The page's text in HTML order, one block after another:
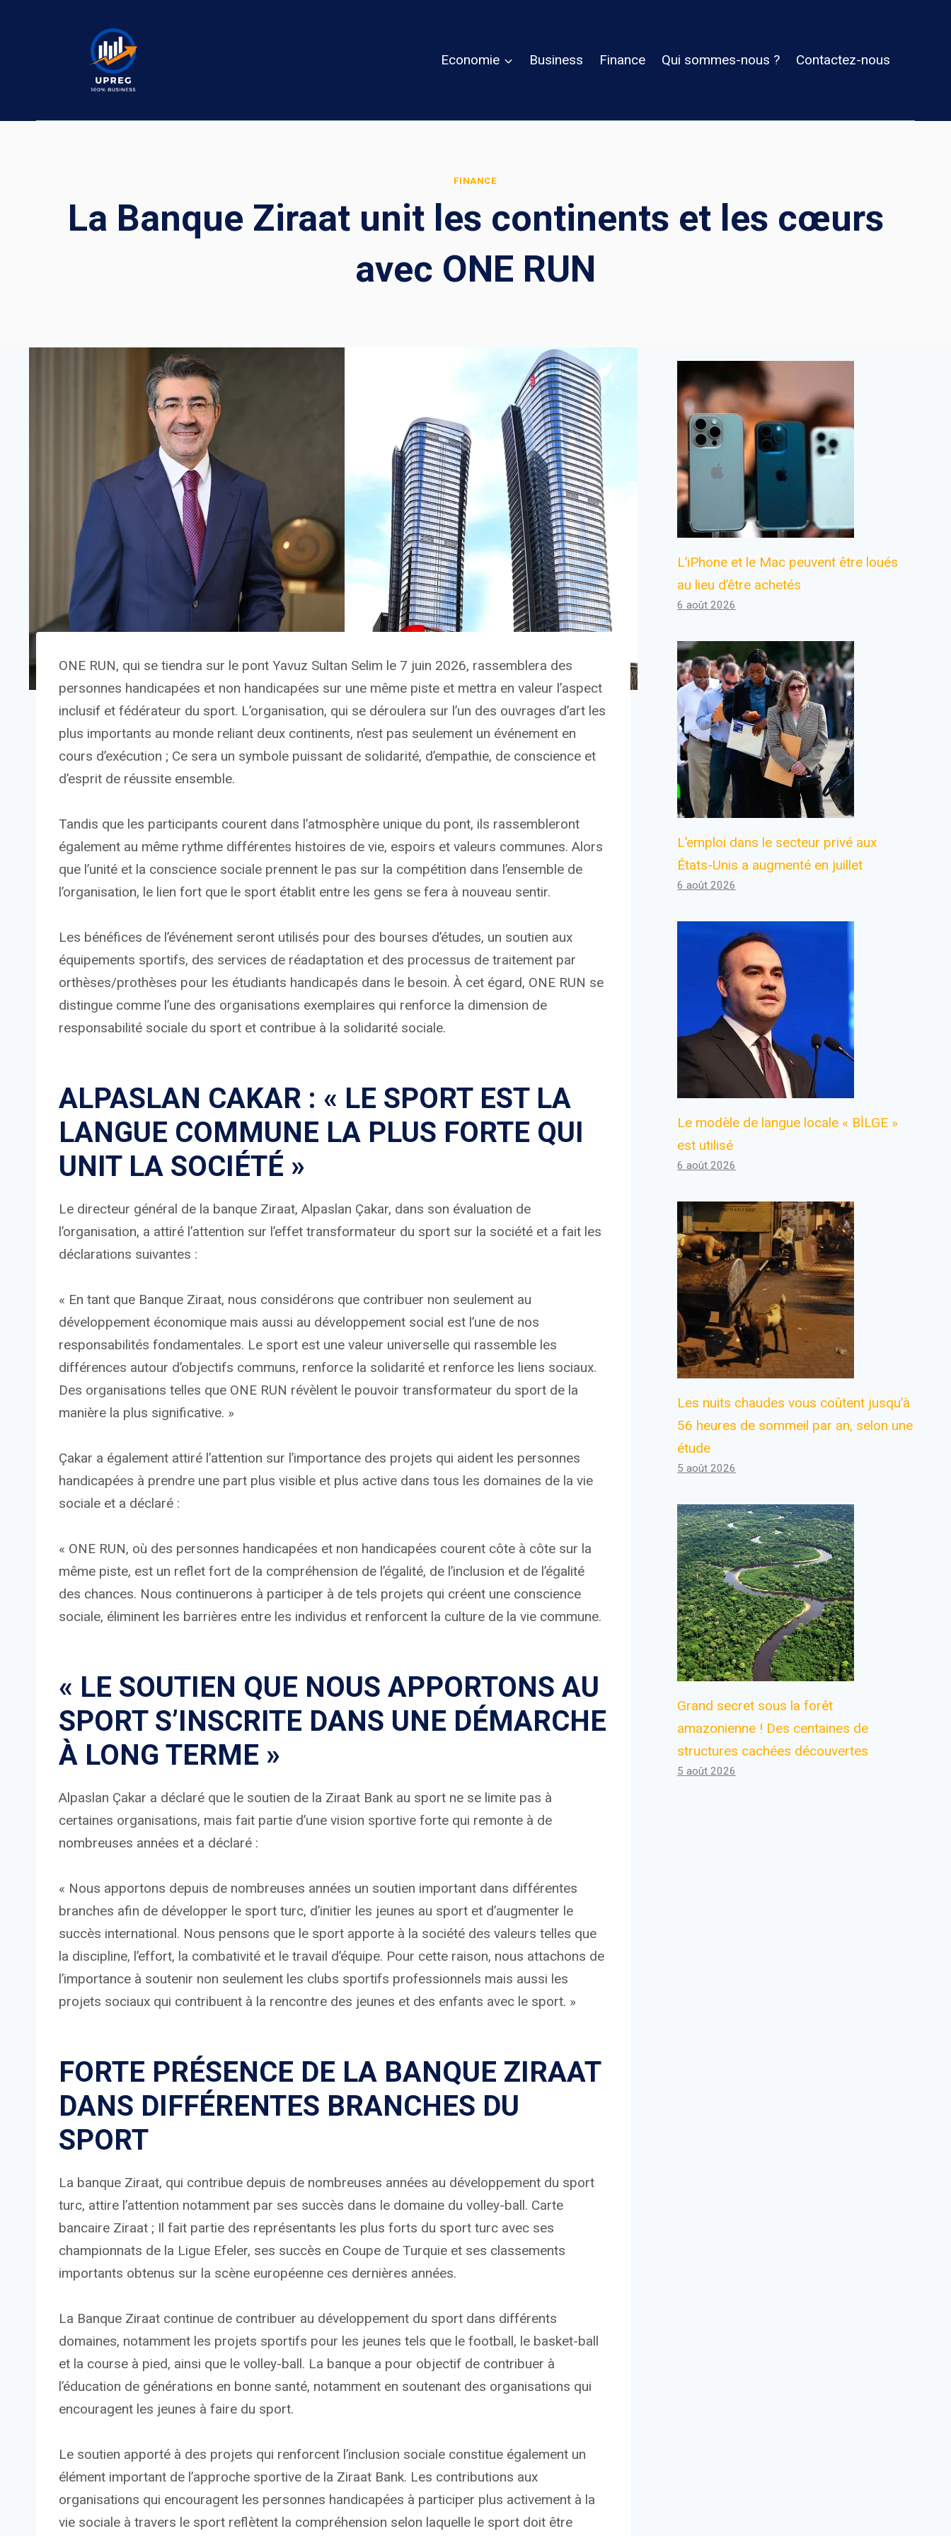
Economie Business Finance Qui sommes-nous ? Contactez-nous
FINANCE
La Banque Ziraat unit les continents et les cœurs
avec ONE RUN
ONE RUN, qui se tiendra sur le pont Yavuz Sultan Selim le 7 juin 2026, rassemblera des
personnes handicapées et non handicapées sur une même piste et mettra en valeur l’aspect
inclusif et fédérateur du sport. L’organisation, qui se déroulera sur l’un des ouvrages d’art les
plus importants au monde reliant deux continents, n’est pas seulement un événement en
cours d’exécution ; Ce sera un symbole puissant de solidarité, d’empathie, de conscience et
d’esprit de réussite ensemble.
Tandis que les participants courent dans l’atmosphère unique du pont, ils rassembleront
également au même rythme différentes histoires de vie, espoirs et valeurs communes. Alors
que l’unité et la conscience sociale prennent le pas sur la compétition dans l’ensemble de
l’organisation, le lien fort que le sport établit entre les gens se fera à nouveau sentir.
Les bénéfices de l’événement seront utilisés pour des bourses d’études, un soutien aux
équipements sportifs, des services de réadaptation et des processus de traitement par
orthèses/prothèses pour les étudiants handicapés dans le besoin. À cet égard, ONE RUN se
distingue comme l’une des organisations exemplaires qui renforce la dimension de
responsabilité sociale du sport et contribue à la solidarité sociale.
ALPASLAN CAKAR : « LE SPORT EST LA
LANGUE COMMUNE LA PLUS FORTE QUI
UNIT LA SOCIÉTÉ »
Le directeur général de la banque Ziraat, Alpaslan Çakar, dans son évaluation de
l’organisation, a attiré l’attention sur l’effet transformateur du sport sur la société et a fait les
déclarations suivantes :
« En tant que Banque Ziraat, nous considérons que contribuer non seulement au
développement économique mais aussi au développement social est l’une de nos
responsabilités fondamentales. Le sport est une valeur universelle qui rassemble les
différences autour d’objectifs communs, renforce la solidarité et renforce les liens sociaux.
Des organisations telles que ONE RUN révèlent le pouvoir transformateur du sport de la
manière la plus significative. »
Çakar a également attiré l’attention sur l’importance des projets qui aident les personnes
handicapées à prendre une part plus visible et plus active dans tous les domaines de la vie
sociale et a déclaré :
« ONE RUN, où des personnes handicapées et non handicapées courent côte à côte sur la
même piste, est un reflet fort de la compréhension de l’égalité, de l’inclusion et de l’égalité
des chances. Nous continuerons à participer à de tels projets qui créent une conscience
sociale, éliminent les barrières entre les individus et renforcent la culture de la vie commune.
« LE SOUTIEN QUE NOUS APPORTONS AU
SPORT S’INSCRITE DANS UNE DÉMARCHE
À LONG TERME »
Alpaslan Çakar a déclaré que le soutien de la Ziraat Bank au sport ne se limite pas à
certaines organisations, mais fait partie d’une vision sportive forte qui remonte à de
nombreuses années et a déclaré :
« Nous apportons depuis de nombreuses années un soutien important dans différentes
branches afin de développer le sport turc, d’initier les jeunes au sport et d’augmenter le
succès international. Nous pensons que le sport apporte à la société des valeurs telles que
la discipline, l’effort, la combativité et le travail d’équipe. Pour cette raison, nous attachons de
l’importance à soutenir non seulement les clubs sportifs professionnels mais aussi les
projets sociaux qui contribuent à la rencontre des jeunes et des enfants avec le sport. »
FORTE PRÉSENCE DE LA BANQUE ZIRAAT
DANS DIFFÉRENTES BRANCHES DU
SPORT
La banque Ziraat, qui contribue depuis de nombreuses années au développement du sport
turc, attire l’attention notamment par ses succès dans le domaine du volley-ball. Carte
bancaire Ziraat ; Il fait partie des représentants les plus forts du sport turc avec ses
championnats de la Ligue Efeler, ses succès en Coupe de Turquie et ses classements
importants obtenus sur la scène européenne ces dernières années.
La Banque Ziraat continue de contribuer au développement du sport dans différents
domaines, notamment les projets sportifs pour les jeunes tels que le football, le basket-ball
et la course à pied, ainsi que le volley-ball. La banque a pour objectif de contribuer à
l’éducation de générations en bonne santé, notamment en soutenant des organisations qui
encouragent les jeunes à faire du sport.
Le soutien apporté à des projets qui renforcent l’inclusion sociale constitue également un
élément important de l’approche sportive de la Ziraat Bank. Les contributions aux
organisations qui encouragent les personnes handicapées à participer plus activement à la
vie sociale à travers le sport reflètent la compréhension selon laquelle le sport doit être
L’iPhone et le Mac peuvent être loués
au lieu d’être achetés
6 août 2026
L’emploi dans le secteur privé aux
États-Unis a augmenté en juillet
6 août 2026
Le modèle de langue locale « BİLGE »
est utilisé
6 août 2026
Les nuits chaudes vous coûtent jusqu’à
56 heures de sommeil par an, selon une
étude
5 août 2026
Grand secret sous la forêt
amazonienne ! Des centaines de
structures cachées découvertes
5 août 2026